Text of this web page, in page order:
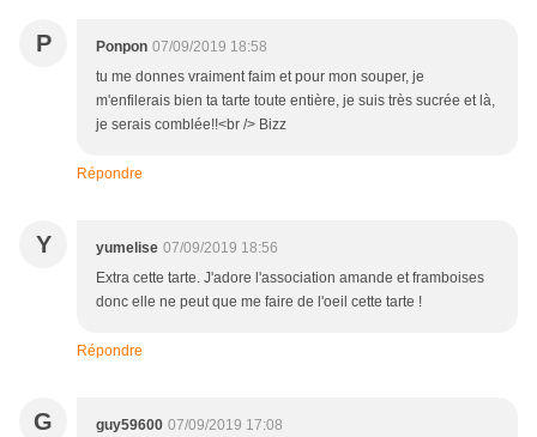
P Ponpon 07/09/2019 18:58
tu me donnes vraiment faim et pour mon souper, je
m'enfilerais bien ta tarte toute entière, je suis très sucrée et là,
je serais comblée!!<br /> Bizz
Répondre
Y yumelise 07/09/2019 18:56
Extra cette tarte. J'adore l'association amande et framboises
donc elle ne peut que me faire de l'oeil cette tarte !
Répondre
G guy59600 07/09/2019 17:08